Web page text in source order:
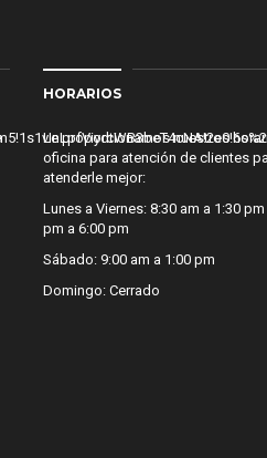
HORARIOS
Le proporcionamos nuestros
oficina para atención de clientes
atenderle mejor:
Lunes a Viernes: 8:30 am a 1:30
pm a 6:00 pm
Sábado: 9:00 am a 1:00 pm
Domingo: Cerrado